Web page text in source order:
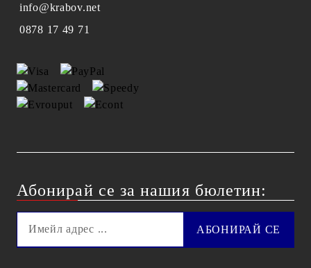
info@krabov.net
0878 17 49 71
Абонирай се за нашия бюлетин: